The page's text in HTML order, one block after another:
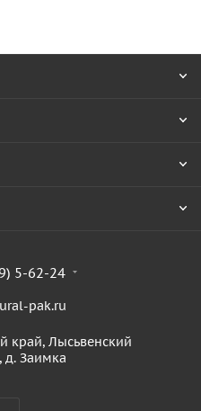
5-62-24
pak.ru
край, Лысьвенский
д. Заимка